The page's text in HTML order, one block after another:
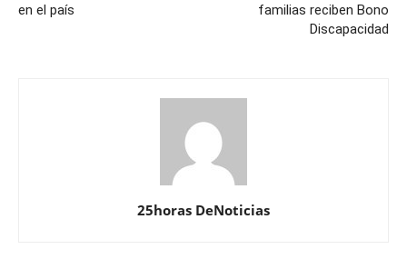
en el país
familias reciben Bono
Discapacidad
25horas DeNoticias